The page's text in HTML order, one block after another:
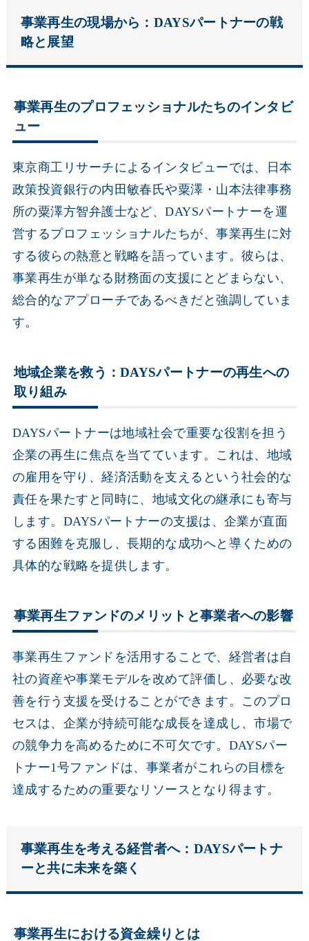
事業再生の現場から：DAYSパートナーの戦
略と展望
事業再生のプロフェッショナルたちのインタビ
ュー
東京商工リサーチによるインタビューでは、日本
政策投資銀行の内田敏春氏や粟澤・山本法律事務
所の粟澤方智弁護士など、DAYSパートナーを運
営するプロフェッショナルたちが、事業再生に対
する彼らの熱意と戦略を語っています。彼らは、
事業再生が単なる財務面の支援にとどまらない、
総合的なアプローチであるべきだと強調していま
す。
地域企業を救う：DAYSパートナーの再生への
取り組み
DAYSパートナーは地域社会で重要な役割を担う
企業の再生に焦点を当てています。これは、地域
の雇用を守り、経済活動を支えるという社会的な
責任を果たすと同時に、地域文化の継承にも寄与
します。DAYSパートナーの支援は、企業が直面
する困難を克服し、長期的な成功へと導くための
具体的な戦略を提供します。
事業再生ファンドのメリットと事業者への影響
事業再生ファンドを活用することで、経営者は自
社の資産や事業モデルを改めて評価し、必要な改
善を行う支援を受けることができます。このプロ
セスは、企業が持続可能な成長を達成し、市場で
の競争力を高めるために不可欠です。DAYSパー
トナー1号ファンドは、事業者がこれらの目標を
達成するための重要なリソースとなり得ます。
事業再生を考える経営者へ：DAYSパートナ
ーと共に未来を築く
事業再生における資金繰りとは